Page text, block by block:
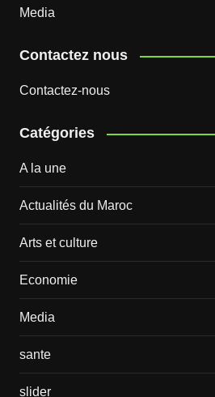
Media
Contactez nous
Contactez-nous
Catégories
A la une
Actualités du Maroc
Arts et culture
Economie
Media
sante
slider